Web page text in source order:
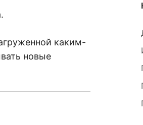
каким-
новые